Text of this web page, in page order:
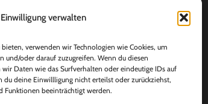
Einwilligung verwalten
verwenden wir Technologien wie Cookies, um
und/oder darauf zuzugreifen. Wenn du diesen
Daten wie das Surfverhalten oder eindeutige IDs auf
du deine Einwillligung nicht erteilst oder zurückziehst,
Funktionen beeinträchtigt werden.
AGB